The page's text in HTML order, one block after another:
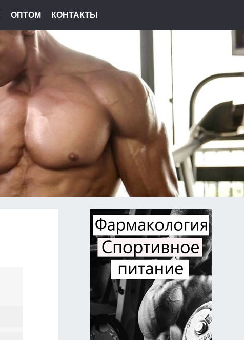
ОПТОМ КОНТАКТЫ